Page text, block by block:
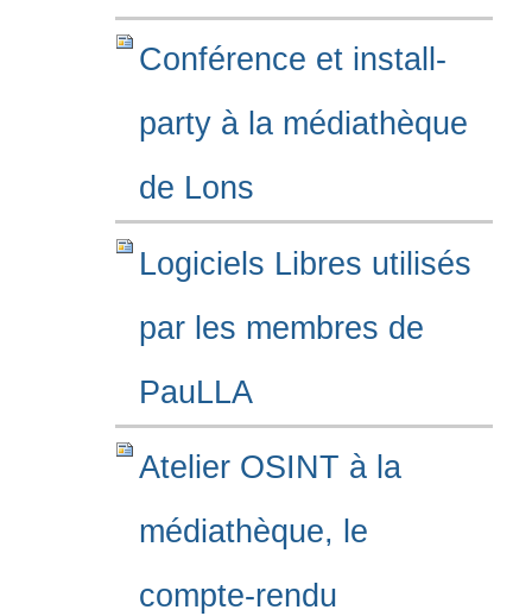
Conférence et install-
party à la médiathèque
de Lons
Logiciels Libres utilisés
par les membres de
PauLLA
Atelier OSINT à la
médiathèque, le
compte-rendu